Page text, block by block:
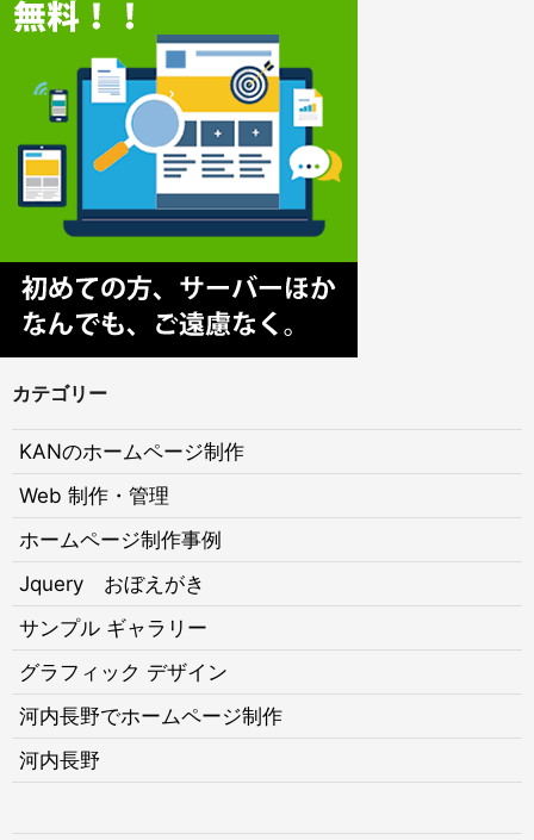
カテゴリー
KANのホームページ制作
Web 制作・管理
ホームページ制作事例
Jquery おぼえがき
サンプル ギャラリー
グラフィック デザイン
河内長野でホームページ制作
河内長野